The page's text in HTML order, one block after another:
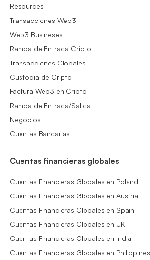
Resources
Transacciones Web3
Web3 Busineses
Rampa de Entrada Cripto
Transacciones Globales
Custodia de Cripto
Factura Web3 en Cripto
Rampa de Entrada/Salida
Negocios
Cuentas Bancarias
Cuentas financieras globales
Cuentas Financieras Globales en Poland
Cuentas Financieras Globales en Austria
Cuentas Financieras Globales en Spain
Cuentas Financieras Globales en UK
Cuentas Financieras Globales en India
Cuentas Financieras Globales en Philippines